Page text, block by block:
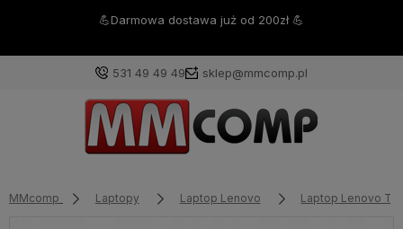
💪Darmowa dostawa już od 200zł 💪
531 49 49 49 sklep@mmcomp.pl
MMcomp Laptopy Laptop Lenovo Laptop Lenovo